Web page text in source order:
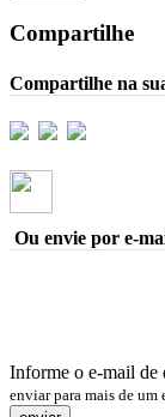
Compartilhe
Compartilhe na
Ou envie por e-
Informe o e-mail de
enviar para mais de um